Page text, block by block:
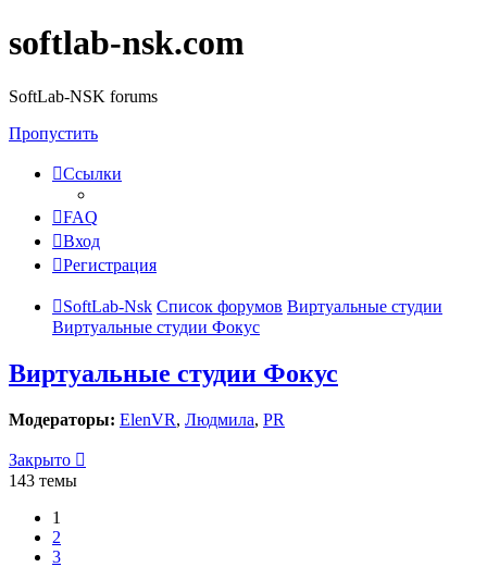
softlab-nsk.com
SoftLab-NSK forums
Пропустить
Ссылки
FAQ
Вход
Регистрация
SoftLab-Nsk Список форумов Виртуальные студии
Виртуальные студии Фокус
Виртуальные студии Фокус
Модераторы: ElenVR, Людмила, PR
Закрыто
143 темы
1
2
3